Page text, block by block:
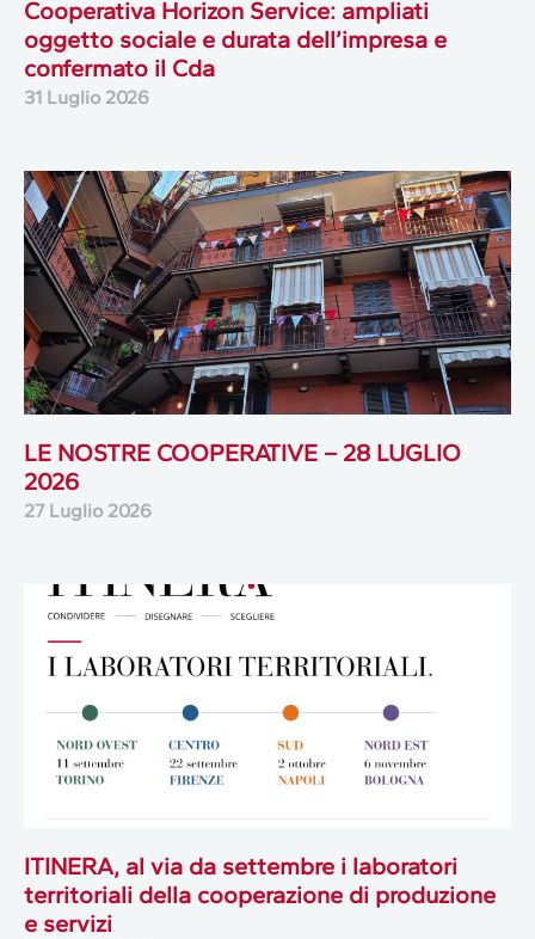
Cooperativa Horizon Service: ampliati
oggetto sociale e durata dell’impresa e
confermato il Cda
31 Luglio 2026
LE NOSTRE COOPERATIVE – 28 LUGLIO
2026
27 Luglio 2026
ITINERA, al via da settembre i laboratori
territoriali della cooperazione di produzione
e servizi